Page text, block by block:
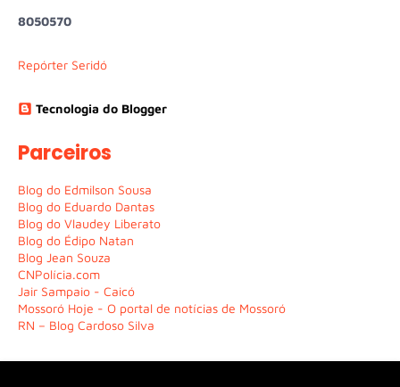
8050570
Repórter Seridó
Tecnologia do Blogger
Parceiros
Blog do Edmilson Sousa
Blog do Eduardo Dantas
Blog do Vlaudey Liberato
Blog do Édipo Natan
Blog Jean Souza
CNPolícia.com
Jair Sampaio - Caicó
Mossoró Hoje - O portal de notícias de Mossoró
RN – Blog Cardoso Silva